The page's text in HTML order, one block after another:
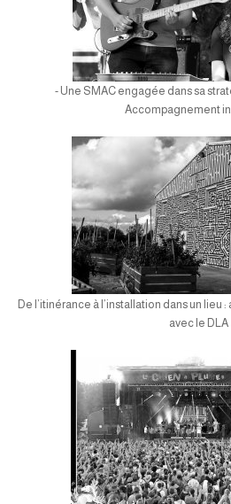
- Une SMAC engagée dans sa
Accompagnement
De l’itinérance à l’installation dans un
avec le DLA